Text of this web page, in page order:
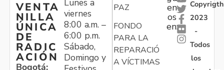
VENTA
NILLA
ÚNICA
DE
RADIC
ACIÓN
Bogotá:
Lunes a
viernes
8:00 a.m. –
6:00 p.m.
Sábado,
Domingo y
PAZ
FONDO
PARA LA
REPARACIÓN
A VÍCTIMAS
en
os
en:
Copyrigth
2023
-
Todos
los